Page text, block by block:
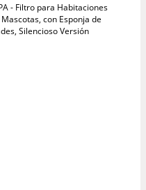
- Filtro para Habitaciones
con Esponja de
Silencioso Versión